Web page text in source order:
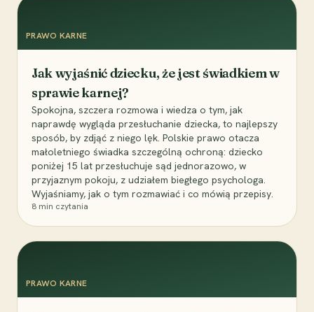
PRAWO KARNE
Jak wyjaśnić dziecku, że jest świadkiem w
sprawie karnej?
Spokojna, szczera rozmowa i wiedza o tym, jak
naprawdę wygląda przesłuchanie dziecka, to najlepszy
sposób, by zdjąć z niego lęk. Polskie prawo otacza
małoletniego świadka szczególną ochroną: dziecko
poniżej 15 lat przesłuchuje sąd jednorazowo, w
przyjaznym pokoju, z udziałem biegłego psychologa.
Wyjaśniamy, jak o tym rozmawiać i co mówią przepisy.
8 min czytania
PRAWO KARNE